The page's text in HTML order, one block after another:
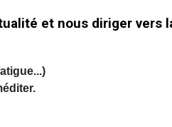
et nous diriger vers